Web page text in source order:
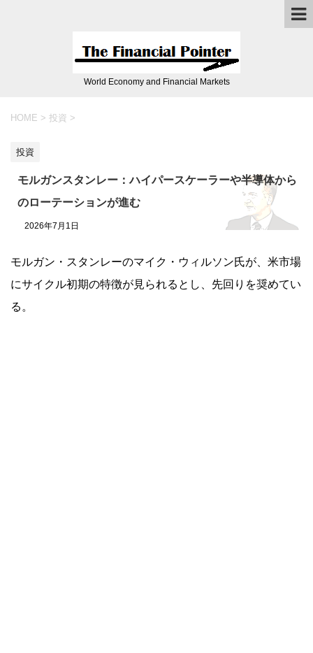
World Economy and Financial Markets
HOME > 投資 >
投資
モルガンスタンレー：ハイパースケーラーや半導体から
のローテーションが進む
2026年7月1日
モルガン・スタンレーのマイク・ウィルソン氏が、米市場
にサイクル初期の特徴が見られるとし、先回りを奨めてい
る。